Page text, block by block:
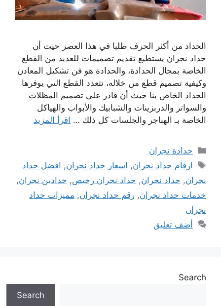
الحداد من أكثر الحرف طلبا في هذا العصر حيث أن
حداد نجران يستطيع تقديم تصميمات للعديد من القطع
الخاصة بمجال الحدادة، والحدادة هو فن تشكيل المعادن
وكيفية تصميم قطع من خلاله، تتعدد القطع التي يوفرها
الحداد الخاص بنا حيث أن قادر على تصميم المظلات
والسواتر والدربزينات والشبابيك والأبواب والهياكل
الخاصة بـ الهناجر والجلسات كل ذلك … اقرأ المزيد
التصنيفات
حدادة نجران
الوسوم
ارقام حداد نجران, اسعار حداد نجران, افضل حداد
نجران, حداد نجران, حداد نجران رخيص, حدادين نجران,
خدمات حداد نجران, رقم حداد نجران, مميزات حداد
نجران
أضف تعليق
Search
Search